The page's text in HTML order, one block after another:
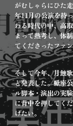
がむしゃらにひた
年11月の公演を持
わる時代の中、高
まって熟考し、体
てくださったファ
そして今年、月蝕
と発表した。蠍座
ル脚本・演出の実
に背中を押してく
げたい。